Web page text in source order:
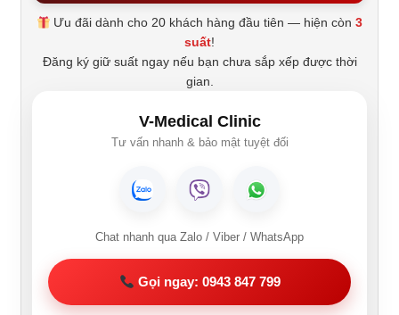
Ưu đãi dành cho 20 khách hàng đầu tiên — hiện còn3
suất!
Đăng ký giữ suất ngay nếu bạn chưa sắp xếp được thời
gian.
V-Medical Clinic
Tư vấn nhanh & bảo mật tuyệt đối
Chat nhanh qua Zalo / Viber / WhatsApp
Gọi ngay: 0943 847 799